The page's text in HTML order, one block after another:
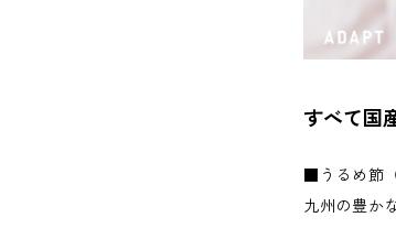
すべて国
■うるめ節
九州の豊か